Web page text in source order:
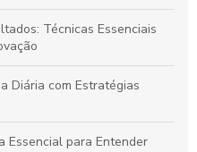
Técnicas Essenciais
Diária com Estratégias
Essencial para Entender